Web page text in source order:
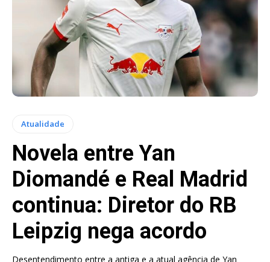
Atualidade
Novela entre Yan
Diomandé e Real Madrid
continua: Diretor do RB
Leipzig nega acordo
Desentendimento entre a antiga e a atual agência de Yan